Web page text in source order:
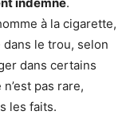
à la cigarette,
le trou, selon
dans certains
pas rare,
les faits.